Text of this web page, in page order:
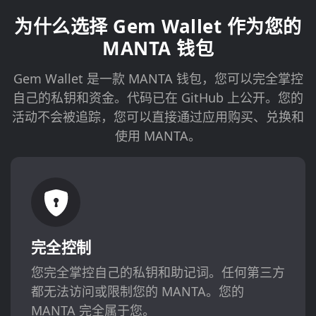
为什么选择 Gem Wallet 作为您的
MANTA 钱包
Gem Wallet 是一款 MANTA 钱包，您可以完全掌控
自己的私钥和资金。代码已在 GitHub 上公开。您的
活动不会被追踪，您可以直接通过应用购买、兑换和
使用 MANTA。
完全控制
您完全掌控自己的私钥和助记词。任何第三方
都无法访问或限制您的 MANTA。您的
MANTA 完全属于您。